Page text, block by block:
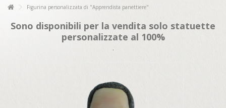
Figurina personalizzata di "Apprendista panettiere"
Sono disponibili per la vendita solo statuette
personalizzate al 100%
.